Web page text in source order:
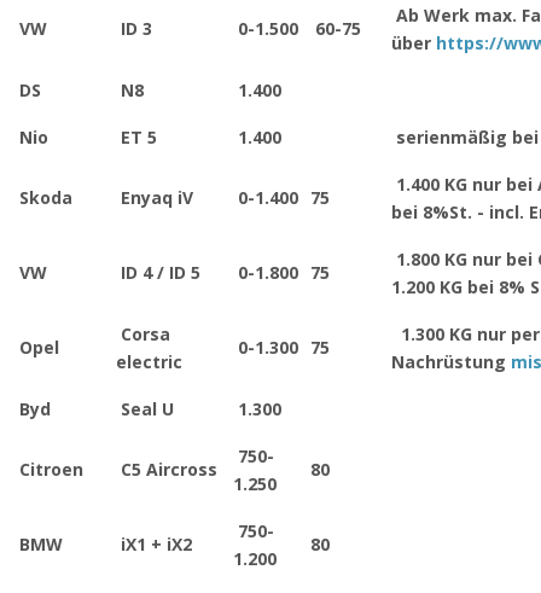
VW ID 3 0-1.500 60-75
Ab Werk max.
über https://
DS N8 1.400
Nio ET 5 1.400 serienmäßig
Skoda Enyaq iV 0-1.400 75
1.400 KG nur
bei 8%St. - incl.
VW ID 4 / ID 5 0-1.800 75
1.800 KG nur
1.200 KG bei 8%
Opel
Corsa
electric
0-1.300 75
1.300 KG nur per
Nachrüstung
Byd Seal U 1.300
Citroen C5 Aircross
750-
1.250
80
BMW iX1 + iX2
750-
1.200
80